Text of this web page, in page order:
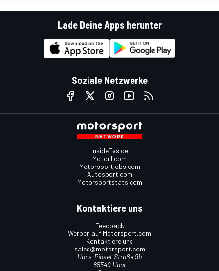
Lade Deine Apps herunter
Soziale Netzwerke
InsideEvs.de
Motor1.com
Motorsportjobs.com
Autosport.com
Motorsportstats.com
Kontaktiere uns
Feedback
Werben auf Motorsport.com
Kontaktiere uns
sales@motorsport.com
Hans-Pinsel-Straße 9b
85540 Haar